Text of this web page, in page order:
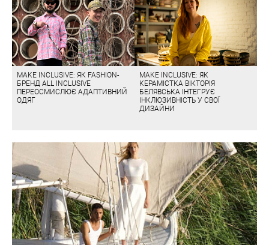
MAKE INCLUSIVE: ЯК FASHION-
БРЕНД ALL INCLUSIVE
ПЕРЕОСМИСЛЮЄ АДАПТИВНИЙ
ОДЯГ
MAKE INCLUSIVE: ЯК
КЕРАМІСТКА ВІКТОРІЯ
БЕЛЯВСЬКА ІНТЕГРУЄ
ІНКЛЮЗИВНІСТЬ У СВОЇ
ДИЗАЙНИ